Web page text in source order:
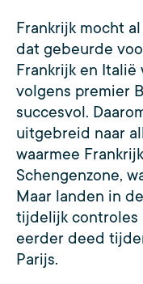
Frankrijk mocht
dat gebeurde
Frankrijk en Italië
volgens premier
succesvol.
uitgebreid naar
waarmee
Schengenzone,
Maar landen in
tijdelijk controles
eerder deed
Parijs.